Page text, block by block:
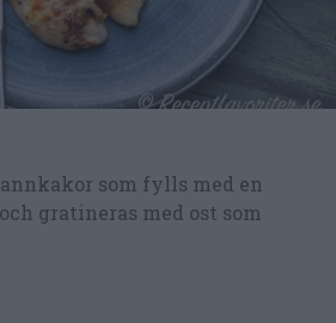
som fylls med en
gratineras med ost som